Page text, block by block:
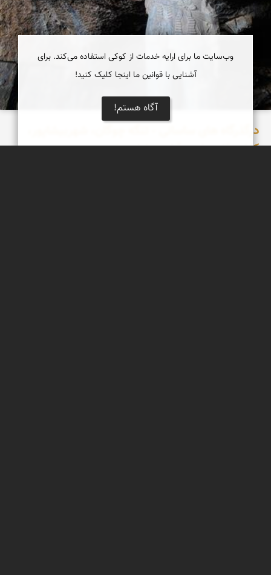
درگذرگاه های ساسانی - تنگه چوگان، شهربیشاپور،
کاخ و قلعه فیروزآباد - بخش نخست
وب‌سایت ما برای ارایه خدمات از کوکی استفاده می‌کند. برای
آشنایی با قوانین ما اینجا کلیک کنید!
آگاه هستم!